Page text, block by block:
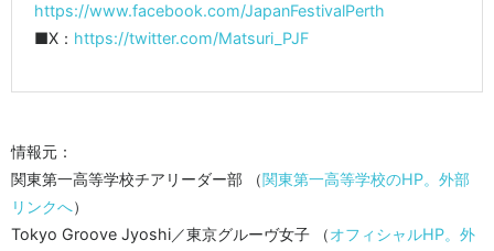
https://www.facebook.com/JapanFestivalPerth
■X： https://twitter.com/Matsuri_PJF
情報元：
関東第一高等学校チアリーダー部 （関東第一高等学校のHP。外部
リンクへ）
Tokyo Groove Jyoshi／東京グルーヴ女子 （オフィシャルHP。外